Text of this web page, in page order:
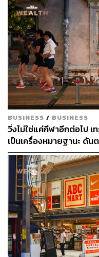
BUSINESS / BUSINESS
วิ่งไม่ใช่แค่กีฬาอีกต่อไป เ
เป็นเครื่องหมายฐานะ ดั